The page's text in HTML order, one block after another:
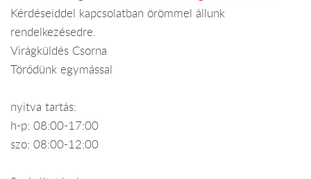
Kérdéseiddel kapcsolatban örömmel állunk
rendelkezésedre.
Virágküldés Csorna
Törődünk egymással
nyitva tartás:
h-p: 08:00-17:00
szo: 08:00-12:00